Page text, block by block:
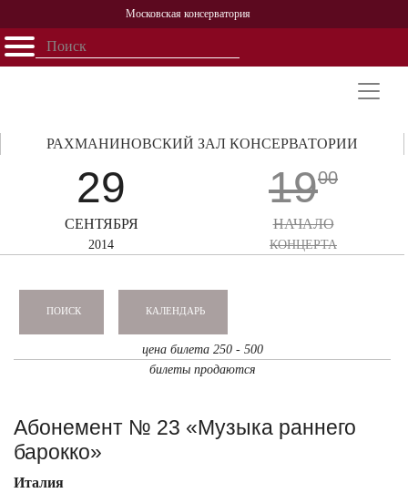
Московская консерватория
Открыть - закрыть
Персоналии
История
29
СЕНТЯБРЯ
2014
РАХМАНИНОВСКИЙ ЗАЛ КОНСЕРВАТОРИИ
1900
НАЧАЛО
КОНЦЕРТА
ПОИСК КАЛЕНДАРЬ
цена билета 250 - 500
билеты продаются
Абонемент № 23 «Музыка раннего
барокко»
Италия